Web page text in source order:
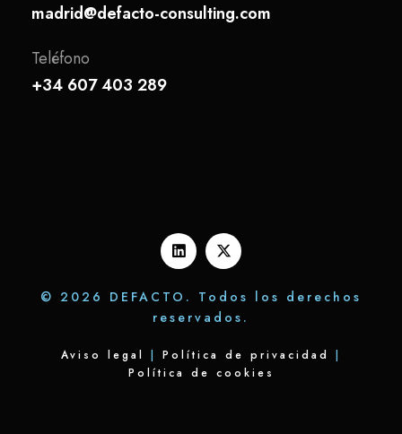
madrid@defacto-consulting.com
Teléfono
+34 607 403 289
© 2026 DEFACTO. Todos los derechos
reservados.
Aviso legal | Política de privacidad
|
Política de cookies